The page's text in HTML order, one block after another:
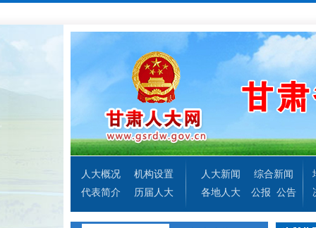
人大概况
机构设置
代表简介
历届人大
人大新闻
综合新闻
各地人大
公报 公告